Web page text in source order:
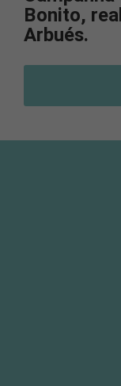
Bonito,
Arbués.